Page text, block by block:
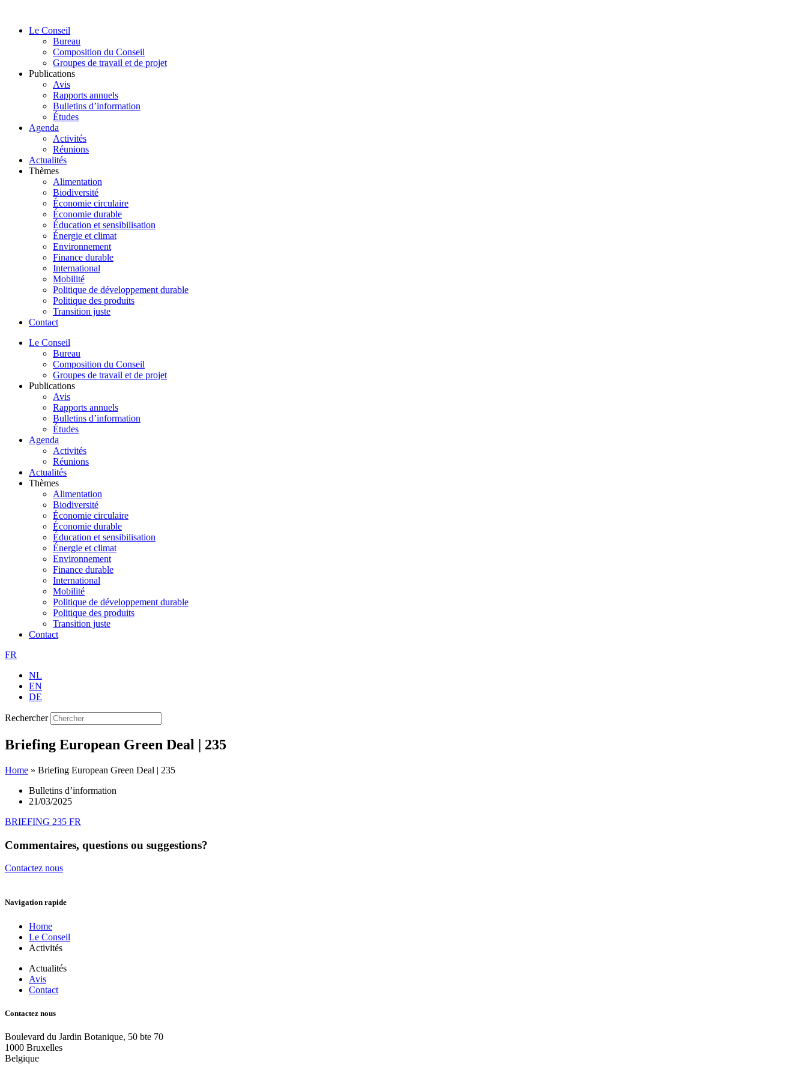
contenuLe Conseil
Bureau
Composition du Conseil
Groupes de travail et de projet
Publications
Avis
Rapports annuels
Bulletins d’information
Études
Agenda
Activités
Réunions
Actualités
Thèmes
Alimentation
Biodiversité
Économie circulaire
Économie durable
Éducation et sensibilisation
Énergie et climat
Environnement
Finance durable
International
Mobilité
Politique de développement durable
Politique des produits
Transition juste
Contact
Le Conseil
Bureau
Composition du Conseil
Groupes de travail et de projet
Publications
Avis
Rapports annuels
Bulletins d’information
Études
Agenda
Activités
Réunions
Actualités
Thèmes
Alimentation
Biodiversité
Économie circulaire
Économie durable
Éducation et sensibilisation
Énergie et climat
Environnement
Finance durable
International
Mobilité
Politique de développement durable
Politique des produits
Transition juste
Contact
FR
NL
EN
DE
Rechercher
Briefing European Green Deal | 235
Home » Briefing European Green Deal | 235
Bulletins d’information
21/03/2025
BRIEFING 235 FR
Commentaires, questions ou suggestions?
Contactez nous
Navigation rapide
Home
Le Conseil
Activités
Actualités
Avis
Contact
Contactez nous
Boulevard du Jardin Botanique, 50 bte 70
1000 Bruxelles
Belgique